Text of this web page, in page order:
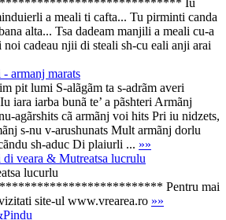
a meali ti cafta... Tu pirminti canda
alta... Tsa dadeam manjili a meali cu-a
cadeau njii di steali sh-cu eali anji arai
armanj marats
pit lumi S-alãgãm ta s-adrãm averi
iara iarba bunã te’ a pãshteri Armãnj
agãrshits cã armãnj voi hits Pri iu nidzets,
s-nu v-arushunats Mult armãnj dorlu
sh-aduc Di plaiurli ... »»
veara & Mutreatsa lucrulu
lucurlu
Pentru mai
site-ul www.vrearea.ro »»